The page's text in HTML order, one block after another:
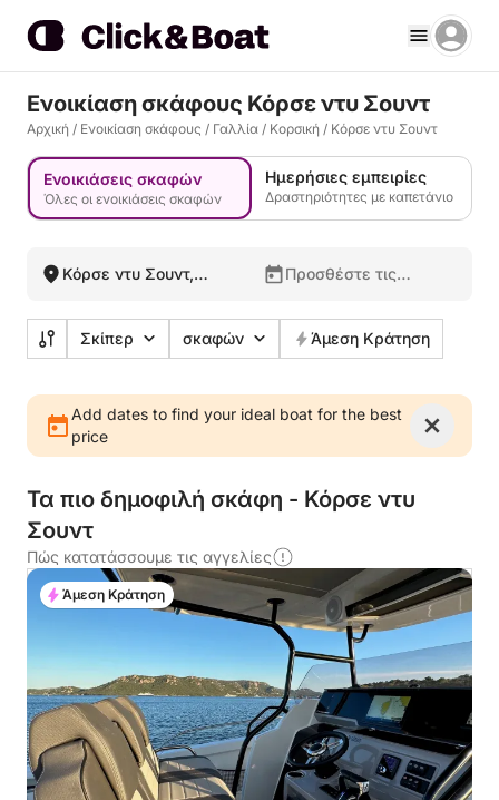
Ενοικίαση σκάφους Κόρσε ντυ Σουντ
Αρχική / Ενοικίαση σκάφους / Γαλλία / Κορσική / Κόρσε ντυ Σουντ
Ενοικιάσεις σκαφών
Όλες οι ενοικιάσεις σκαφών
Ημερήσιες εμπειρίες
Δραστηριότητες με καπετάνιο
Κόρσε ντυ Σουντ,
Προσθέστε τις
Σκίπερ σκαφών Άμεση Κράτηση
Add dates to find your ideal boat for the best
price
Τα πιο δημοφιλή σκάφη - Κόρσε ντυ
Σουντ
Πώς κατατάσσουμε τις αγγελίες
Άμεση Κράτηση